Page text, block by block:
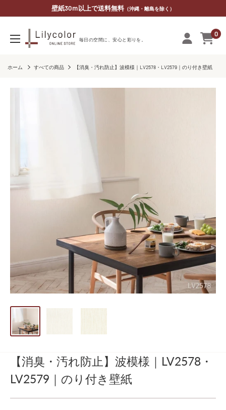
壁紙30ｍ以上で送料無料（沖縄・離島を除く）
毎​日の​空間に、​安心と​彩りを。
リ
カ
ト
ア
0
ホーム すべての商品 【消臭・汚れ防止】波模様｜LV2578・LV2579｜のり付き壁紙
【消臭・汚れ防止】波模様｜LV2578・
LV2579｜のり付き壁紙